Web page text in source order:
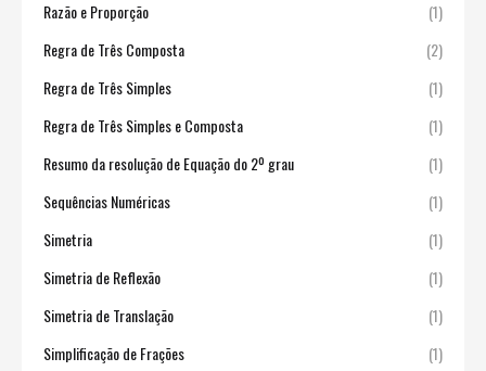
Razão e Proporção
(1)
Regra de Três Composta
(2)
Regra de Três Simples
(1)
Regra de Três Simples e Composta
(1)
Resumo da resolução de Equação do 2º grau
(1)
Sequências Numéricas
(1)
Simetria
(1)
Simetria de Reflexão
(1)
Simetria de Translação
(1)
Simplificação de Frações
(1)